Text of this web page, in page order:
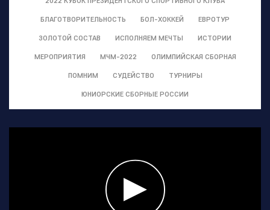
БЛАГОТВОРИТЕЛЬНОСТЬ БОЛ-ХОККЕЙ ЕВРОТУР
ЗОЛОТОЙ СОСТАВ ИСПОЛНЯЕМ МЕЧТЫ ИСТОРИИ
МЕРОПРИЯТИЯ МЧМ-2022 ОЛИМПИЙСКАЯ СБОРНАЯ
ПОМНИМ СУДЕЙСТВО ТУРНИРЫ
ЮНИОРСКИЕ СБОРНЫЕ РОССИИ